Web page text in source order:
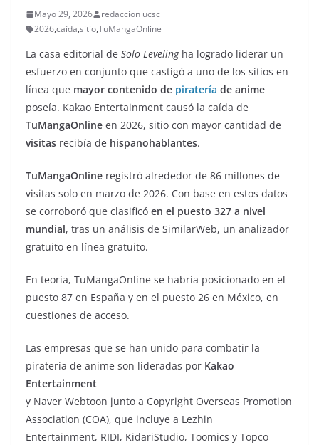
Mayo 29, 2026
redaccion ucsc
2026,caída,sitio,TuMangaOnline
La casa editorial de Solo Levelingha logrado liderar un
esfuerzo en conjunto que castigó a uno de los sitios en
línea que mayor contenido de piratería de anime
poseía. Kakao Entertainment causó la caída de
TuMangaOnline en 2026, sitio con mayor cantidad de
visitas recibía de hispanohablantes.
TuMangaOnline registró alrededor de 86 millones de
visitas solo en marzo de 2026. Con base en estos datos
se corroboró que clasificó en el puesto 327 a nivel
mundial, tras un análisis de SimilarWeb, un analizador
gratuito en línea gratuito.
En teoría, TuMangaOnline se habría posicionado en el
puesto 87 en España y en el puesto 26 en México, en
cuestiones de acceso.
Las empresas que se han unido para combatir la
piratería de anime son lideradas por Kakao
Entertainment
y Naver Webtoon junto a Copyright Overseas Promotion
Association (COA), que incluye a Lezhin
Entertainment, RIDI, KidariStudio, Toomics y Topco